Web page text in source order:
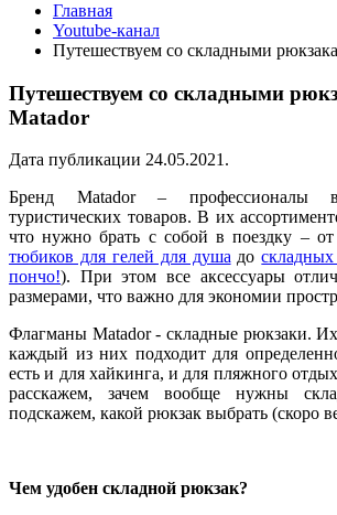
Главная
Youtube-канал
Путешествуем со складными
Путешествуем со складными
Matador
Дата публикации 24.05.2021.
Бренд Matador – профессионалы
туристических товаров. В их
что нужно брать с собой в поездку –
тюбиков для гелей для душадо
пончо!). При этом все аксессуары
размерами, что важно для экономии
Флагманы Matador - складные рюкзаки.
каждый из них подходит для
есть и для хайкинга, и для пляжного
расскажем, зачем вообще нужны
подскажем, какой рюкзак выбрать (скоро
Чем удобен складной рюкзак?